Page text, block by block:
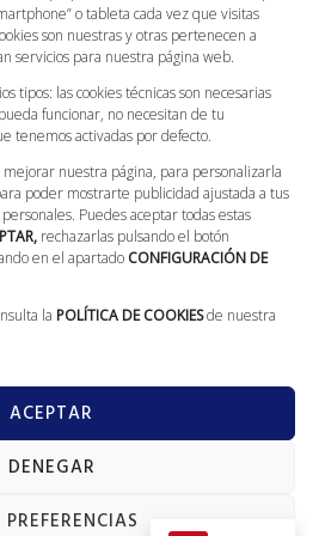
o tableta cada vez que visitas
son nuestras y otras pertenecen a
servicios para nuestra página web.
tipos: las cookies técnicas son necesarias
funcionar, no necesitan de tu
tenemos activadas por defecto.
nuestra página, para personalizarla
poder mostrarte publicidad ajustada a tus
Puedes aceptar todas estas
rechazarlas pulsando el botón
en el apartado CONFIGURACIÓN DE
la POLÍTICA DE COOKIESde nuestra
ACEPTAR
DENEGAR
09:00 - 13:30
(Villarrobledo)